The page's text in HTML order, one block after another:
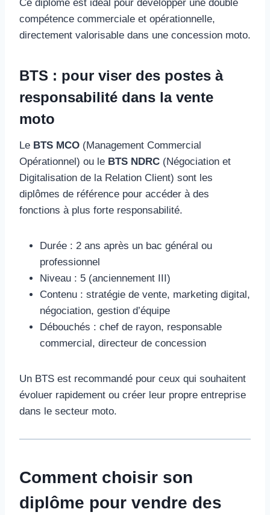
Ce diplôme est idéal pour développer une double
compétence commerciale et opérationnelle,
directement valorisable dans une concession moto.
BTS : pour viser des postes à
responsabilité dans la vente
moto
Le BTS MCO (Management Commercial
Opérationnel) ou le BTS NDRC (Négociation et
Digitalisation de la Relation Client) sont les
diplômes de référence pour accéder à des
fonctions à plus forte responsabilité.
Durée : 2 ans après un bac général ou
professionnel
Niveau : 5 (anciennement III)
Contenu : stratégie de vente, marketing digital,
négociation, gestion d’équipe
Débouchés : chef de rayon, responsable
commercial, directeur de concession
Un BTS est recommandé pour ceux qui souhaitent
évoluer rapidement ou créer leur propre entreprise
dans le secteur moto.
Comment choisir son
diplôme pour vendre des